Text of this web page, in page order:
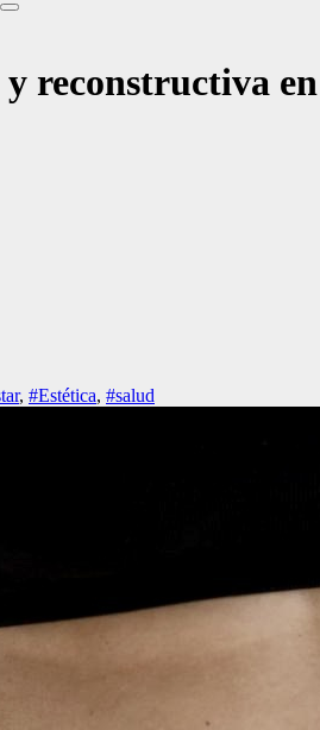
y reconstructiva
, #Estética, #salud